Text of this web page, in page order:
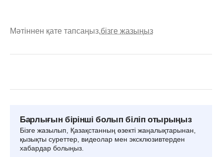
Мәтіннен қате тапсаңыз,бізге жазыңыз
Барлығын бірінші болып біліп отырыңыз
Бізге жазылып, Қазақстанның өзекті жаңалықтарынан,
қызықты суреттер, видеолар мен эксклюзивтерден
хабардар болыңыз.